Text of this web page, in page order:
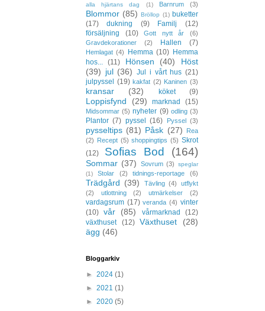
alla hjärtans dag (1) Barnrum (3)
Blommor (85) Bröllop (1) buketter
(17)
dukning (9) Familj
(12)
försäljning
(10) Gott nytt år
(6)
Gravdekorationer
(2) Hallen (7)
Hemlagat (4) Hemma (10) Hemma
hos...
(11) Hönsen (40)
Höst
(39) jul (36) Jul i vårt hus (21)
julpyssel
(19) kakfat (2) Kaninen (3)
kransar (32) köket (9)
Loppisfynd (29) marknad (15)
Midsommar (5) nyheter (9) odling (3)
Plantor (7) pyssel (16) Pyssel (3)
pysseltips (81) Påsk (27)
Rea
(2) Recept (5) shoppingtips (5) Skrot
(12)
Sofias Bod (164)
Sommar (37) Sovrum (3)
speglar
(1)
Stolar (2) tidnings-reportage (6)
Trädgård (39) Tävling (4)
utflykt
(2)
utlottning (2) utmärkelser (2)
vardagsrum (17) veranda (4) vinter
(10) vår (85) vårmarknad
(12)
växthuset
(12) Växthuset
(28)
ägg (46)
Bloggarkiv
► 2024 (1)
► 2021 (1)
► 2020 (5)